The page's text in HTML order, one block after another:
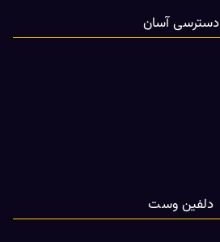
دسترسی آسان
دلفین وست